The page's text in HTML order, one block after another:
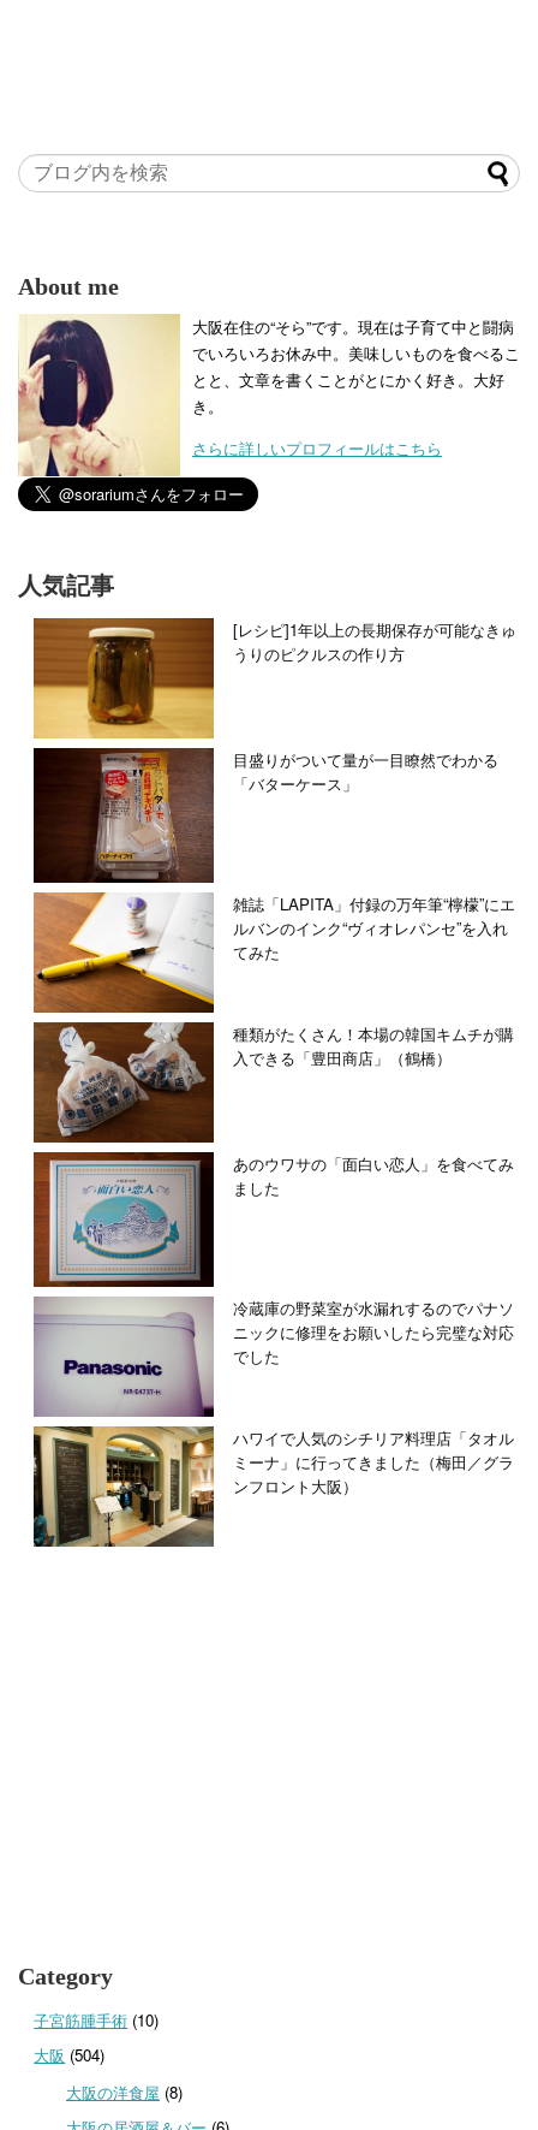
About me
大阪在住の“そら”です。現在は子育て中と闘病
でいろいろお休み中。美味しいものを食べるこ
とと、文章を書くことがとにかく好き。大好
き。
さらに詳しいプロフィールはこちら
人気記事
[レシピ]1年以上の長期保存が可能なきゅ
うりのピクルスの作り方
目盛りがついて量が一目瞭然でわかる
「バターケース」
雑誌「LAPITA」付録の万年筆“檸檬”にエ
ルバンのインク“ヴィオレパンセ”を入れ
てみた
種類がたくさん！本場の韓国キムチが購
入できる「豊田商店」（鶴橋）
あのウワサの「面白い恋人」を食べてみ
ました
冷蔵庫の野菜室が水漏れするのでパナソ
ニックに修理をお願いしたら完璧な対応
でした
ハワイで人気のシチリア料理店「タオル
ミーナ」に行ってきました（梅田／グラ
ンフロント大阪）
Category
子宮筋腫手術 (10)
大阪 (504)
大阪の洋食屋 (8)